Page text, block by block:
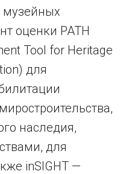
музейных
оценки PATH
Tool for Heritage
для
наследия,
для
inSIGHT —